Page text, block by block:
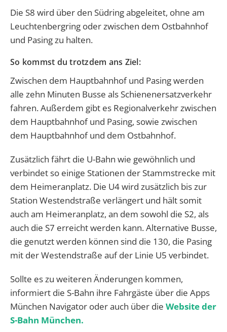
Die S8 wird über den Südring abgeleitet, ohne am
Leuchtenbergring oder zwischen dem Ostbahnhof
und Pasing zu halten.
So kommst du trotzdem ans Ziel:
Zwischen dem Hauptbahnhof und Pasing werden
alle zehn Minuten Busse als Schienenersatzverkehr
fahren. Außerdem gibt es Regionalverkehr zwischen
dem Hauptbahnhof und Pasing, sowie zwischen
dem Hauptbahnhof und dem Ostbahnhof.
Zusätzlich fährt die U-Bahn wie gewöhnlich und
verbindet so einige Stationen der Stammstrecke mit
dem Heimeranplatz. Die U4 wird zusätzlich bis zur
Station Westendstraße verlängert und hält somit
auch am Heimeranplatz, an dem sowohl die S2, als
auch die S7 erreicht werden kann. Alternative Busse,
die genutzt werden können sind die 130, die Pasing
mit der Westendstraße auf der Linie U5 verbindet.
Sollte es zu weiteren Änderungen kommen,
informiert die S-Bahn ihre Fahrgäste über die Apps
München Navigator oder auch über die Website der
S-Bahn München.